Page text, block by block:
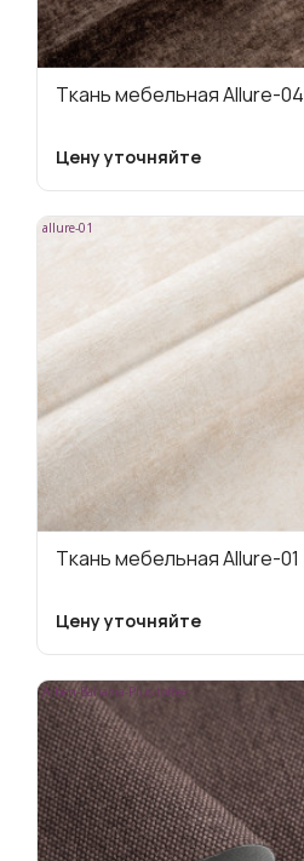
Ткань мебельная Allure-04
Цену уточняйте
allure-01
Ткань мебельная Allure-01
Цену уточняйте
Arben-Bahama-Plus-toffee